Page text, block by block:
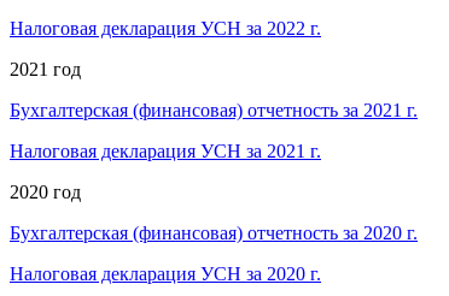
Налоговая декларация УСН за 2022 г.
2021 год
Бухгалтерская (финансовая) отчетность за 2021 г.
Налоговая декларация УСН за 2021 г.
2020 год
Бухгалтерская (финансовая) отчетность за 2020 г.
Налоговая декларация УСН за 2020 г.